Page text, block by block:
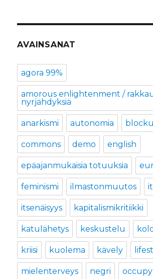
AVAINSANAT
agora 99%
amorous enlightenment /
nyrjähdyksiä
anarkismi autonomia
commons demo english
epäajanmukaisia totuuksia
feminismi ilmastonmuutos
itsenäisyys kapitalismikritiikki
katulähetys keskustelu
kriisi kuolema kävely
mielenterveys negri occupy